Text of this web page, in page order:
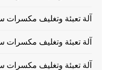
آلة تعبئة وتغليف
آلة تعبئة وتغليف
آلة تعبئة وتغليف